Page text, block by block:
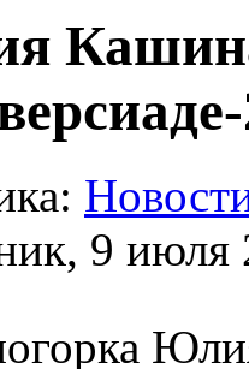
9 июля